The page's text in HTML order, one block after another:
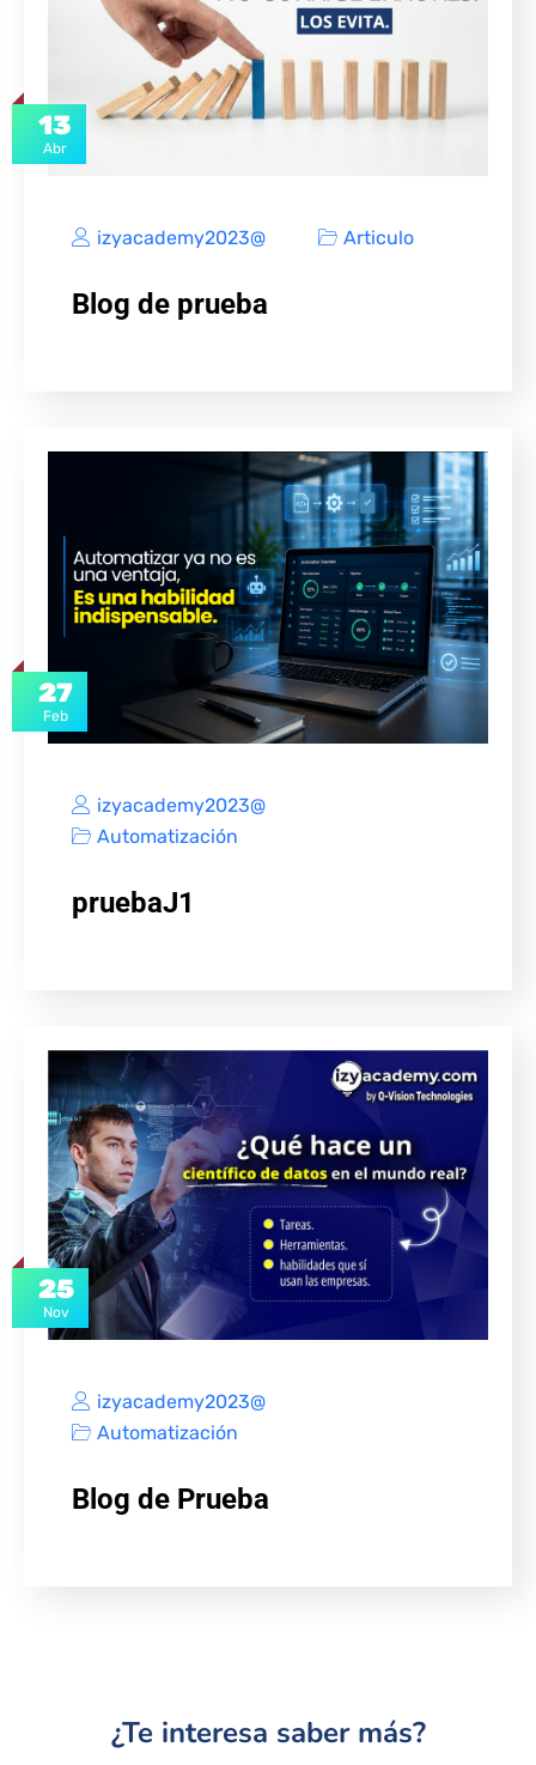
13
Abr
izyacademy2023@ Articulo
Blog de prueba
27
Feb
izyacademy2023@
Automatización
pruebaJ1
25
Nov
izyacademy2023@
Automatización
Blog de Prueba
¿Te interesa saber más?